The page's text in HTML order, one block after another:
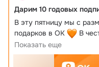
объявить десять
https://ok.ru/profile/
https://ok.ru/profile/
https://ok.ru/profile/
https://ok.ru/profile/
https://ok.ru/profile/
Дарим 10 годовых
В эту пятницу мы с
подарков в ОК
В
наши любимые
настоящий гимн.
Мы им вдохновились и
Показать еще